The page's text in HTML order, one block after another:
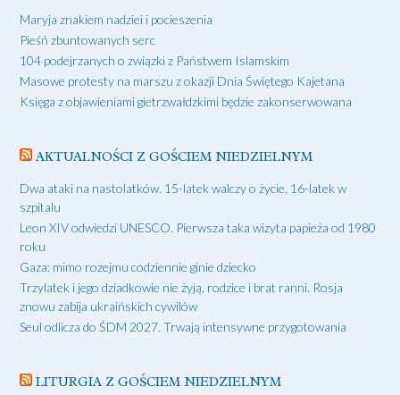
Maryja znakiem nadziei i pocieszenia
Pieśń zbuntowanych serc
104 podejrzanych o związki z Państwem Islamskim
Masowe protesty na marszu z okazji Dnia Świętego Kajetana
Księga z objawieniami gietrzwałdzkimi będzie zakonserwowana
AKTUALNOŚCI Z GOŚCIEM NIEDZIELNYM
Dwa ataki na nastolatków. 15-latek walczy o życie, 16-latek w
szpitalu
Leon XIV odwiedzi UNESCO. Pierwsza taka wizyta papieża od 1980
roku
Gaza: mimo rozejmu codziennie ginie dziecko
Trzylatek i jego dziadkowie nie żyją, rodzice i brat ranni. Rosja
znowu zabija ukraińskich cywilów
Seul odlicza do ŚDM 2027. Trwają intensywne przygotowania
LITURGIA Z GOŚCIEM NIEDZIELNYM